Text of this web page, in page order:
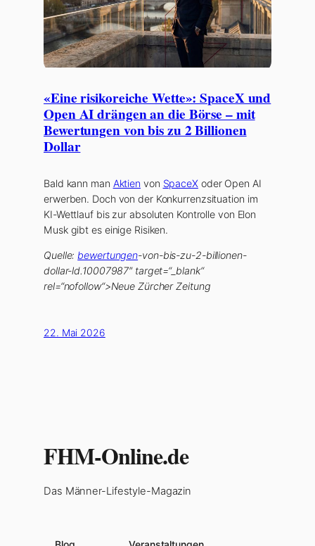
«Eine risikoreiche Wette»: SpaceX und
Open AI drängen an die Börse – mit
Bewertungen von bis zu 2 Billionen
Dollar
Bald kann man Aktien von SpaceXoder Open AI
erwerben. Doch von der Konkurrenzsituation im
KI-Wettlauf bis zur absoluten Kontrolle von Elon
Musk gibt es einige Risiken.
Quelle: bewertungen-von-bis-zu-2-billionen-
dollar-ld.10007987″ target=“_blank“
rel=“nofollow“>Neue Zürcher Zeitung
22. Mai 2026
FHM-Online.de
Das Männer-Lifestyle-Magazin